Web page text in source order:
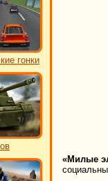
гонки
«Милые